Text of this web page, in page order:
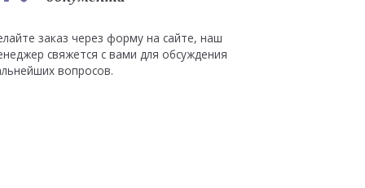
заказ через форму на сайте, наш
свяжется с вами для обсуждения
вопросов.